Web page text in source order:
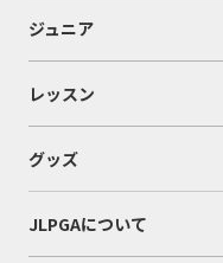
ジュニア
レッスン
グッズ
JLPGAについて